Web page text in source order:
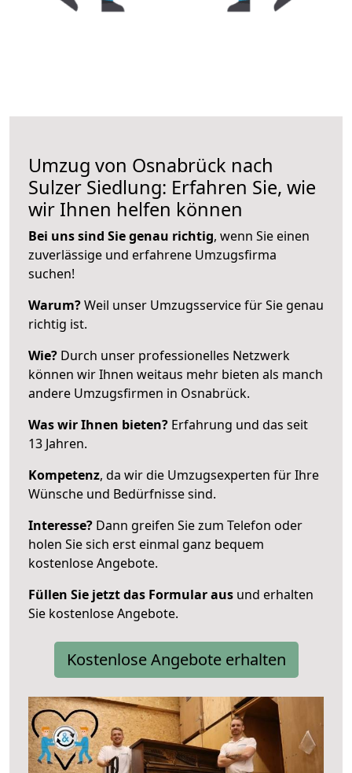
Umzug von Osnabrück nach
Sulzer Siedlung: Erfahren Sie, wie
wir Ihnen helfen können
Bei uns sind Sie genau richtig, wenn Sie einen
zuverlässige und erfahrene Umzugsfirma
suchen!
Warum?Weil unser Umzugsservice für Sie genau
richtig ist.
Wie? Durch unser professionelles Netzwerk
können wir Ihnen weitaus mehr bieten als manch
andere Umzugsfirmen in Osnabrück.
Was wir Ihnen bieten? Erfahrung und das seit
13 Jahren.
Kompetenz, da wir die Umzugsexperten für Ihre
Wünsche und Bedürfnisse sind.
Interesse? Dann greifen Sie zum Telefon oder
holen Sie sich erst einmal ganz bequem
kostenlose Angebote.
Füllen Sie jetzt das Formular aus und erhalten
Sie kostenlose Angebote.
Kostenlose Angebote erhalten